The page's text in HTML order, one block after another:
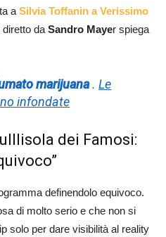
a Silvia Toffanin a Verissimo
diretto da Sandro Mayer spiega
marijuana.Le
infondate
dei Famosi:
definendolo equivoco.
di molto serio e che non si
solo per dare visibilità al reality